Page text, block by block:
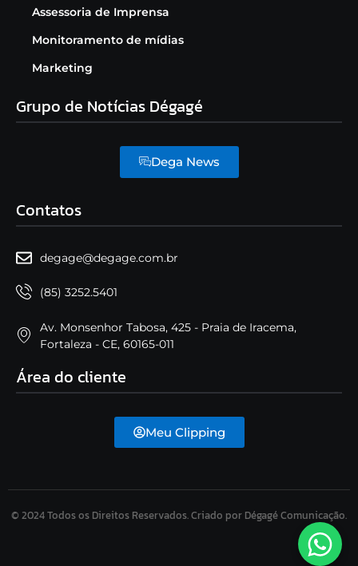
Assessoria de Imprensa
Monitoramento de mídias
Marketing
Grupo de Notícias Dégagé
Dega News
Contatos
degage@degage.com.br
(85) 3252.5401
Av. Monsenhor Tabosa, 425 - Praia de Iracema,
Fortaleza - CE, 60165-011
Área do cliente
Meu Clipping
© 2024 Todos os Direitos Reservados. Criado por Dégagé Comunicação.